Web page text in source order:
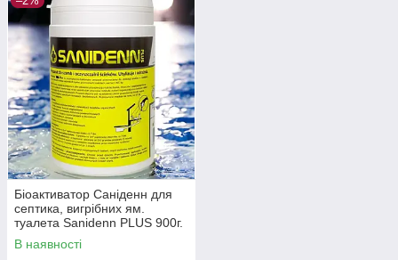
Біоактиватор Саніденн для
септика, вигрібних ям.
туалета Sanidenn PLUS 900г.
Розріджує, очищає, знежирює
. Саніден.
В наявності